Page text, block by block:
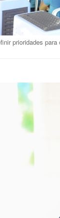
prioridades